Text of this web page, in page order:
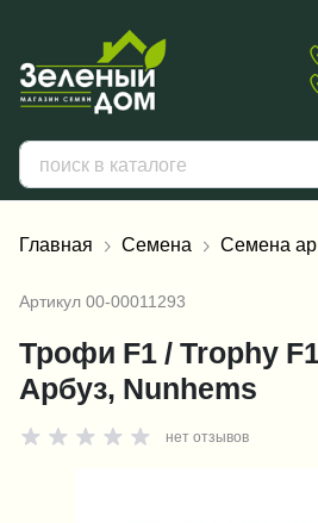
Главная Семена Семена
Артикул 00-00011293
Трофи F1 / Trophy
Арбуз, Nunhems
нет отзывов